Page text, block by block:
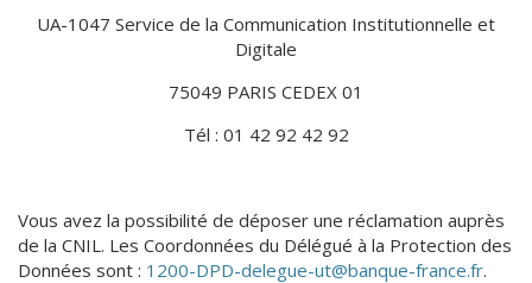
UA-1047 Service de la Communication Institutionnelle et
Digitale
75049 PARIS CEDEX 01
Tél : 01 42 92 42 92
Vous avez la possibilité de déposer une réclamation auprès
de la CNIL. Les Coordonnées du Délégué à la Protection des
Données sont : 1200-DPD-delegue-ut@banque-france.fr.